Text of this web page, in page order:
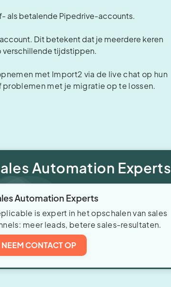
als betalende Pipedrive-accounts.
Dit betekent dat je meerdere keren
verschillende tijdstippen.
met Import2 via de live chat op hun
problemen met je migratie op te lossen.
Automation Experts
Automation Experts
is expert in het opschalen van sales
meer leads, betere sales-resultaten.
NEEM CONTACT OP